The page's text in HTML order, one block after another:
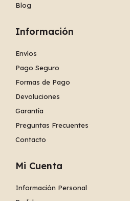
Blog
Información
Envíos
Pago Seguro
Formas de Pago
Devoluciones
Garantía
Preguntas Frecuentes
Contacto
Mi Cuenta
Información Personal